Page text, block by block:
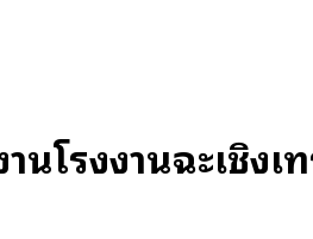
โรงงานฉะเชิงเ